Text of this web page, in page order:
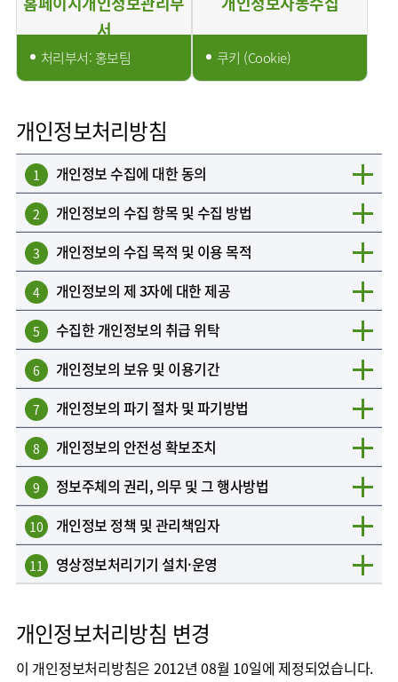
서
처리부서: 홍보팀 쿠키 (Cookie)
개인정보처리방침
1 개인정보 수집에 대한 동의
2 개인정보의 수집 항목 및 수집 방법
3 개인정보의 수집 목적 및 이용 목적
4 개인정보의 제 3자에 대한 제공
5 수집한 개인정보의 취급 위탁
6 개인정보의 보유 및 이용기간
7 개인정보의 파기 절차 및 파기방법
8 개인정보의 안전성 확보조치
9 정보주체의 권리, 의무 및 그 행사방법
10 개인정보 정책 및 관리책임자
11 영상정보처리기기 설치·운영
개인정보처리방침 변경
이 개인정보처리방침은 2012년 08월 10일에 제정되었습니다.